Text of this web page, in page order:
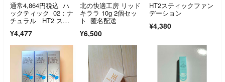
通常4,864円税込 ハ
ックティック 02：ナ
チュラル HT2 ステ
ン 北の快適工房 ★
新品・未開封
¥4,477
北の快適工房 リッド
キララ 10g 2個セッ
ト 匿名配送
¥6,500
HT2スティックファン
デーション
¥4,380